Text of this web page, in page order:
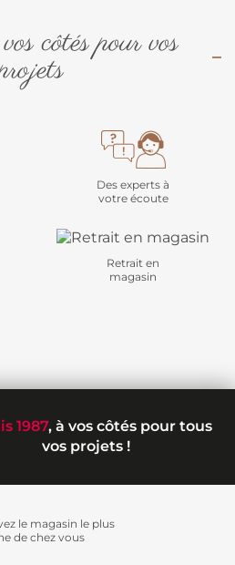
côtés pour vos
Des experts à
votre écoute
Retrait en
magasin
1987, à vos côtés pour tous
vos projets !
le magasin le plus
de chez vous